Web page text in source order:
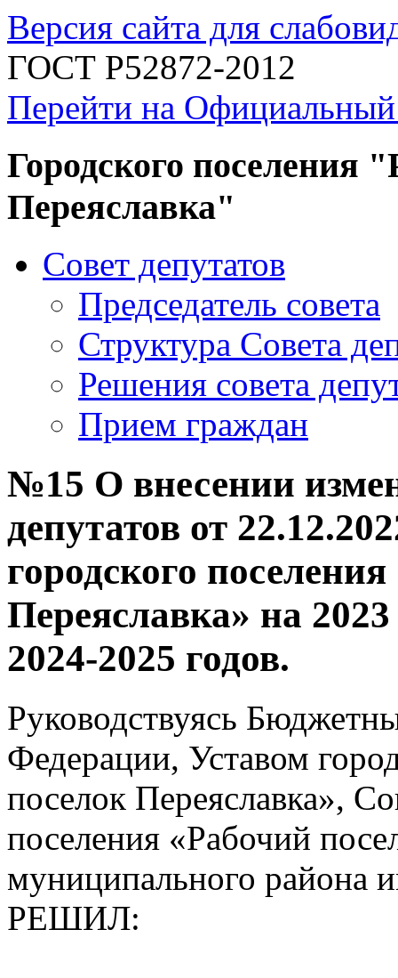
Версия сайта для
ГОСТ Р52872-2012
Перейти на
Городского поселения
Переяславка"
Совет депутатов
Председатель совета
Структура Совета
Решения совета
Прием граждан
№15 О внесении
депутатов от
городского
Переяславка» на
2024-2025 годов.
Руководствуясь
Федерации, Уставом
поселок Переяславка»,
поселения «Рабочий
муниципального района
РЕШИЛ: